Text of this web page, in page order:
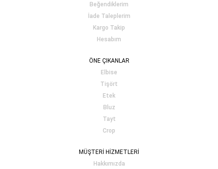
Beğendiklerim
İade Taleplerim
Kargo Takip
Hesabım
ÖNE ÇIKANLAR
Elbise
Tişört
Etek
Bluz
Tayt
Crop
MÜŞTERİ HİZMETLERİ
Hakkımızda